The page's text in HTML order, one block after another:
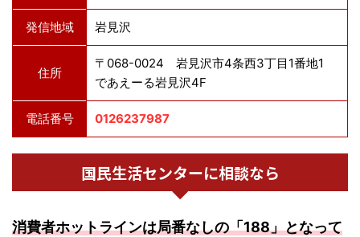
発信地域 岩見沢
住所
〒068-0024 岩見沢市4条西3丁目1番地1
であえーる岩見沢4F
電話番号 0126237987
国民生活センターに相談なら
消費者ホットラインは局番なしの「188」となって